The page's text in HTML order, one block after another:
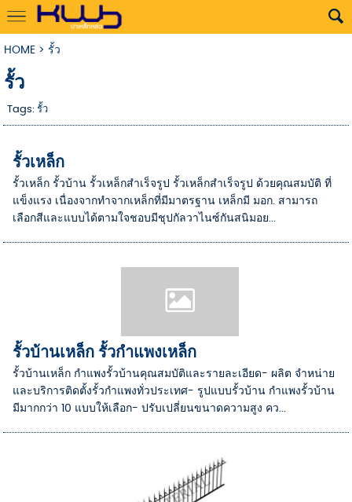
HOME> รั้ว
รั้ว
Tags: รั้ว
รั้วเหล็ก
รั้วเหล็ก รั้วบ้าน รั้วเหล็กสำเร็จรูป รั้วเหล็กสำเร็จรูป ด้วยคุณสมบัติ ที่
แข็งแรง เนื่องจากทำจากเหล็กที่มีมาตรฐาน เหล็กมี มอก. สามารถ
เลือกสีและแบบได้ตามใจชอบมีชุปกัลวาไนซ์กันสนิมอย...
รั้วบ้านเหล็ก รั้วกำแพงเหล็ก
รั้วบ้านเหล็ก กำแพงรั้วบ้านคุณสมบัติและรายละเอียด- ผลิต จำหน่าย
และบริการติดตั้งรั้วกำแพงทั่วประเทศ- รูปแบบรั้วบ้าน กำแพงรั้วบ้าน
มีมากกว่า 10 แบบให้เลือก- ปรับเปลี่ยนขนาดความสูง คว...